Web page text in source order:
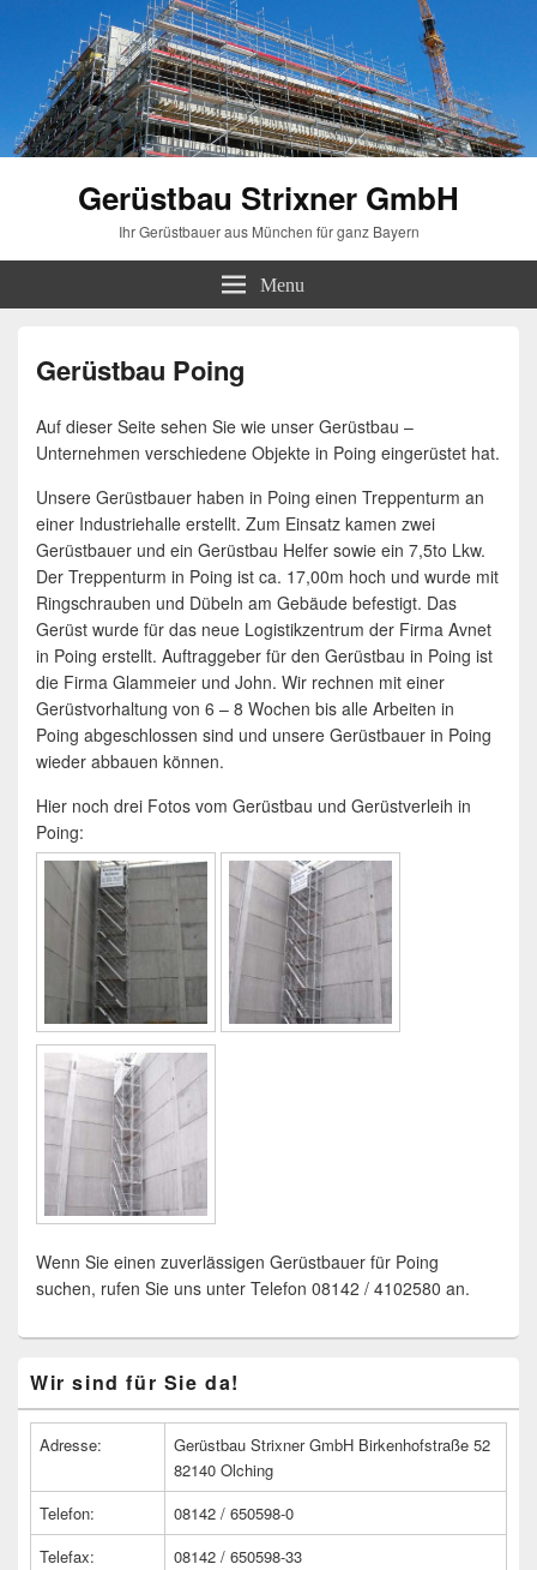
Gerüstbau Strixner GmbH
Ihr Gerüstbauer aus München für ganz Bayern
Menu
Gerüstbau Poing
Auf dieser Seite sehen Sie wie unser Gerüstbau –
Unternehmen verschiedene Objekte in Poing eingerüstet hat.
Unsere Gerüstbauer haben in Poing einen Treppenturm an
einer Industriehalle erstellt. Zum Einsatz kamen zwei
Gerüstbauer und ein Gerüstbau Helfer sowie ein 7,5to Lkw.
Der Treppenturm in Poing ist ca. 17,00m hoch und wurde mit
Ringschrauben und Dübeln am Gebäude befestigt. Das
Gerüst wurde für das neue Logistikzentrum der Firma Avnet
in Poing erstellt. Auftraggeber für den Gerüstbau in Poing ist
die Firma Glammeier und John. Wir rechnen mit einer
Gerüstvorhaltung von 6 – 8 Wochen bis alle Arbeiten in
Poing abgeschlossen sind und unsere Gerüstbauer in Poing
wieder abbauen können.
Hier noch drei Fotos vom Gerüstbau und Gerüstverleih in
Poing:
Wenn Sie einen zuverlässigen Gerüstbauer für Poing
suchen, rufen Sie uns unter Telefon 08142 / 4102580 an.
Seitenleisten
Widget-
Wir sind für Sie da!
Adresse:
Gerüstbau Strixner GmbH Birkenhofstraße 52
82140 Olching
Telefon:
08142 / 650598-0
Telefax:
08142 / 650598-33